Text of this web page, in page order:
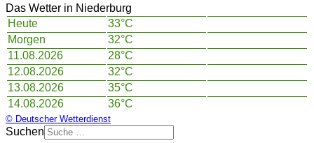
Das Wetter in Niederburg
Heute
33°C
Morgen
32°C
11.08.2026
28°C
12.08.2026
32°C
13.08.2026
35°C
14.08.2026
36°C
© Deutscher Wetterdienst
Suchen